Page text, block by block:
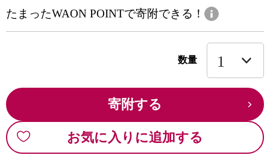
たまったWAON POINTで寄附できる！
数量
寄附する
お気に入りに追加する